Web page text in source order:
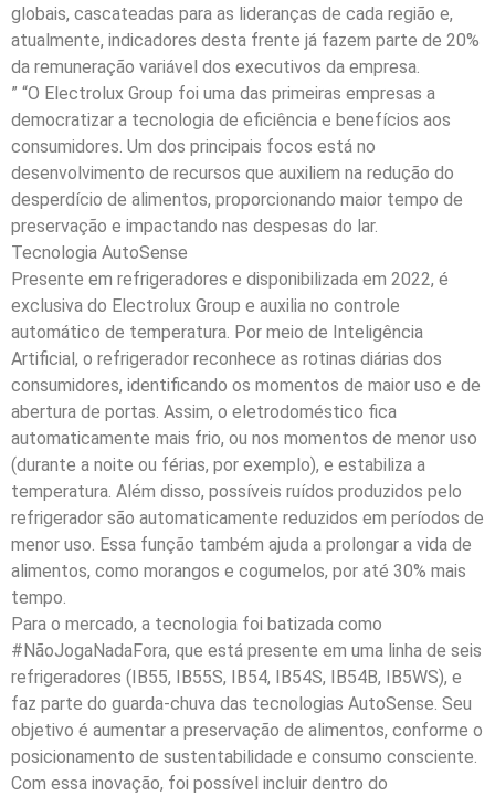
globais, cascateadas para as lideranças de cada região e,
atualmente, indicadores desta frente já fazem parte de 20%
da remuneração variável dos executivos da empresa.
” “O Electrolux Group foi uma das primeiras empresas a
democratizar a tecnologia de eficiência e benefícios aos
consumidores. Um dos principais focos está no
desenvolvimento de recursos que auxiliem na redução do
desperdício de alimentos, proporcionando maior tempo de
preservação e impactando nas despesas do lar.
Tecnologia AutoSense
Presente em refrigeradores e disponibilizada em 2022, é
exclusiva do Electrolux Group e auxilia no controle
automático de temperatura. Por meio de Inteligência
Artificial, o refrigerador reconhece as rotinas diárias dos
consumidores, identificando os momentos de maior uso e de
abertura de portas. Assim, o eletrodoméstico fica
automaticamente mais frio, ou nos momentos de menor uso
(durante a noite ou férias, por exemplo), e estabiliza a
temperatura. Além disso, possíveis ruídos produzidos pelo
refrigerador são automaticamente reduzidos em períodos de
menor uso. Essa função também ajuda a prolongar a vida de
alimentos, como morangos e cogumelos, por até 30% mais
tempo.
Para o mercado, a tecnologia foi batizada como
#NãoJogaNadaFora, que está presente em uma linha de seis
refrigeradores (IB55, IB55S, IB54, IB54S, IB54B, IB5WS), e
faz parte do guarda-chuva das tecnologias AutoSense. Seu
objetivo é aumentar a preservação de alimentos, conforme o
posicionamento de sustentabilidade e consumo consciente.
Com essa inovação, foi possível incluir dentro do